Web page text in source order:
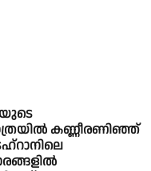
കണ്ണീരണിഞ്ഞ്